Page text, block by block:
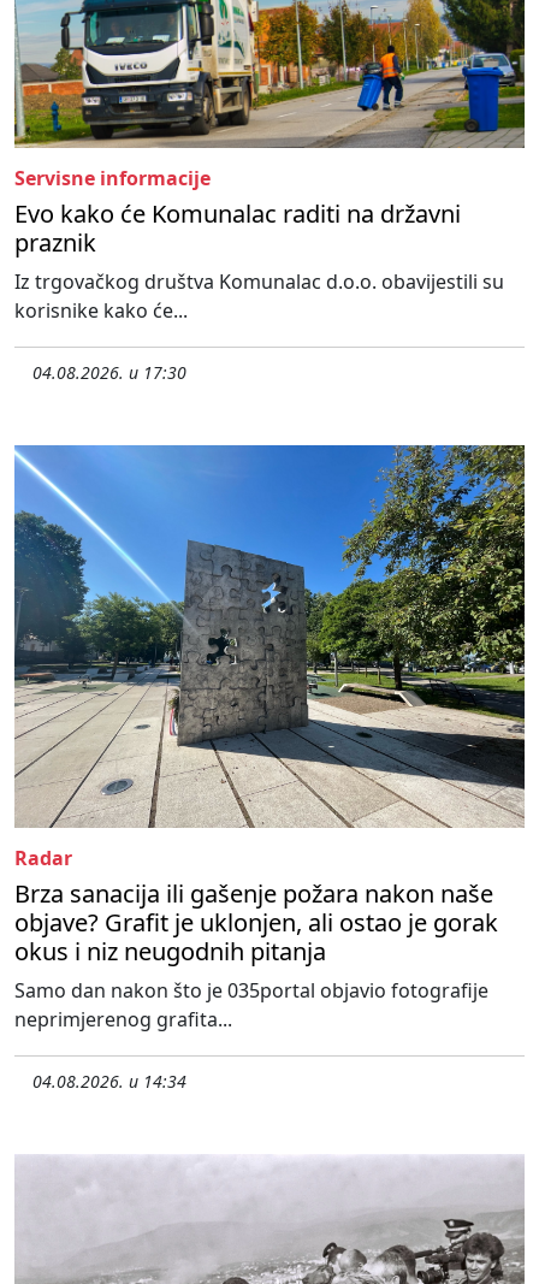
Servisne informacije
Evo kako će Komunalac raditi na državni
praznik
Iz trgovačkog društva Komunalac d.o.o. obavijestili su
korisnike kako će...
04.08.2026. u 17:30
Radar
Brza sanacija ili gašenje požara nakon naše
objave? Grafit je uklonjen, ali ostao je gorak
okus i niz neugodnih pitanja
Samo dan nakon što je 035portal objavio fotografije
neprimjerenog grafita...
04.08.2026. u 14:34